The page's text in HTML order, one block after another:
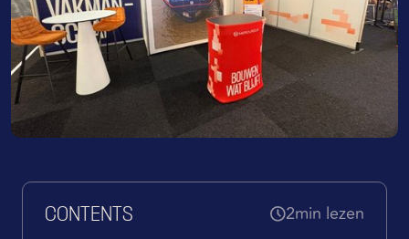
CONTENTS 2min lezen